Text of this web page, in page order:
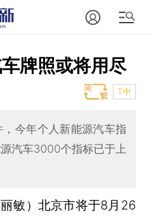
牌照或将用尽
T中
今年个人新能源汽车指
汽车3000个指标已于上
敏） 北京市将于8月26